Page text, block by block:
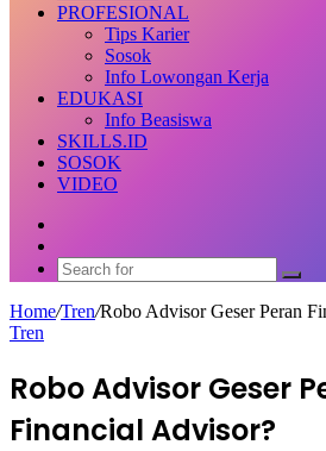
PROFESIONAL
Tips Karier
Sosok
Info Lowongan Kerja
EDUKASI
Info Beasiswa
SKILLS.ID
SOSOK
VIDEO
skin
for
Home/Tren/Robo Advisor Geser Peran
Tren
Robo Advisor Geser
Financial Advisor?